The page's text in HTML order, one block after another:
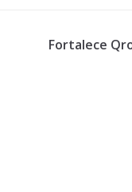
Fortalece